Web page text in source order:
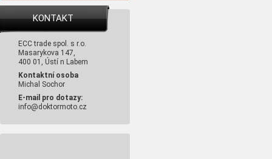
KONTAKT
ECC trade spol. s r.o.
Masarykova 147,
400 01, Ústí n Labem
Kontaktní osoba
Michal Sochor
E-mail pro dotazy:
info@doktormoto.cz